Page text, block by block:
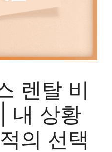
렌탈 비
내 상황
의 선택